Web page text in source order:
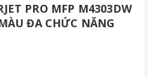
PRO MFP M4303DW
ĐA CHỨC NĂNG